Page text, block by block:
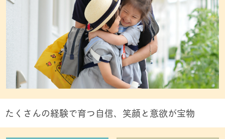
たくさんの経験で育つ自信、笑顔と意欲が宝物